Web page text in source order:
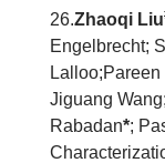
26.Zhaoqi Liu
Engelbrecht;
Jiguang
Rabadan*;